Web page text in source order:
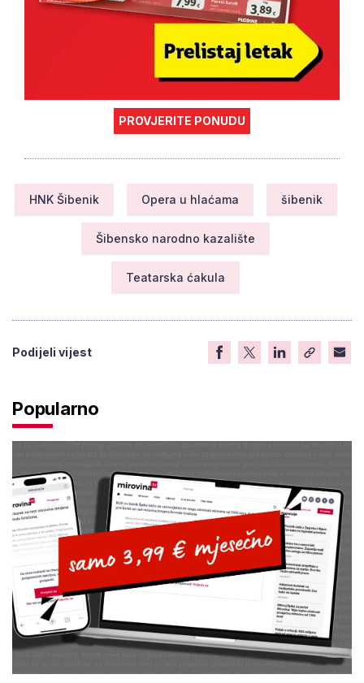
PROVJERITE PONUDU
HNK Šibenik Opera u hlaćama šibenik
Šibensko narodno kazalište
Teatarska ćakula
Podijeli vijest
Popularno